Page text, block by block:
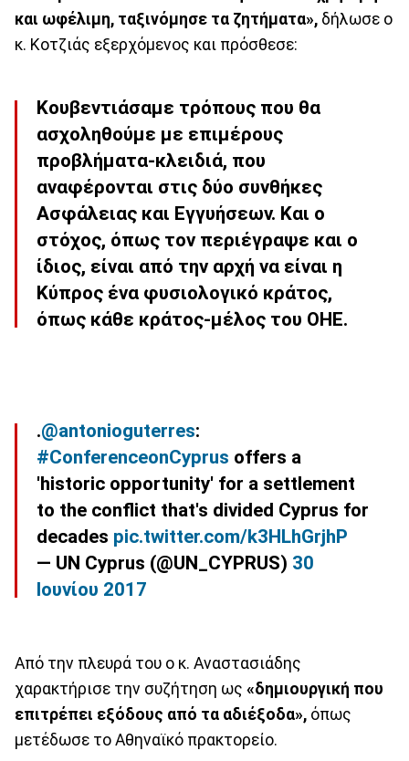
και ωφέλιμη, ταξινόμησε τα ζητήματα», δήλωσε ο
κ. Κοτζιάς εξερχόμενος και πρόσθεσε:
Κουβεντιάσαμε τρόπους που θα
ασχοληθούμε με επιμέρους
προβλήματα-κλειδιά, που
αναφέρονται στις δύο συνθήκες
Ασφάλειας και Εγγυήσεων. Και ο
στόχος, όπως τον περιέγραψε και ο
ίδιος, είναι από την αρχή να είναι η
Κύπρος ένα φυσιολογικό κράτος,
όπως κάθε κράτος-μέλος του ΟΗΕ.
.@antonioguterres:
#ConferenceonCyprus offers a
'historic opportunity' for a settlement
to the conflict that's divided Cyprus for
decades pic.twitter.com/k3HLhGrjhP
— UN Cyprus (@UN_CYPRUS) 30
Ιουνίου 2017
Από την πλευρά του ο κ. Αναστασιάδης
χαρακτήρισε την συζήτηση ως «δημιουργική που
επιτρέπει εξόδους από τα αδιέξοδα», όπως
μετέδωσε το Αθηναϊκό πρακτορείο.